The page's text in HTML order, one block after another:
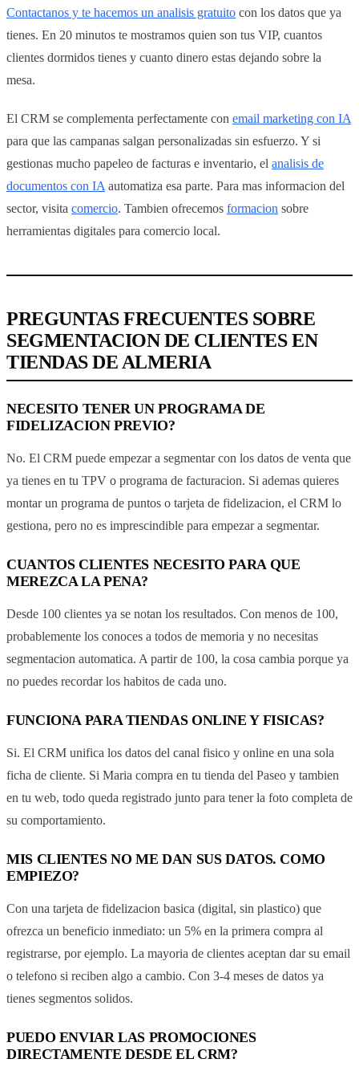
Contactanos y te hacemos un analisis gratuito con los datos que ya
tienes. En 20 minutos te mostramos quien son tus VIP, cuantos
clientes dormidos tienes y cuanto dinero estas dejando sobre la
mesa.
El CRM se complementa perfectamente con email marketing con IA
para que las campanas salgan personalizadas sin esfuerzo. Y si
gestionas mucho papeleo de facturas e inventario, el analisis de
documentos con IA automatiza esa parte. Para mas informacion del
sector, visita comercio. Tambien ofrecemos formacion sobre
herramientas digitales para comercio local.
PREGUNTAS FRECUENTES SOBRE
SEGMENTACION DE CLIENTES EN
TIENDAS DE ALMERIA
NECESITO TENER UN PROGRAMA DE
FIDELIZACION PREVIO?
No. El CRM puede empezar a segmentar con los datos de venta que
ya tienes en tu TPV o programa de facturacion. Si ademas quieres
montar un programa de puntos o tarjeta de fidelizacion, el CRM lo
gestiona, pero no es imprescindible para empezar a segmentar.
CUANTOS CLIENTES NECESITO PARA QUE
MEREZCA LA PENA?
Desde 100 clientes ya se notan los resultados. Con menos de 100,
probablemente los conoces a todos de memoria y no necesitas
segmentacion automatica. A partir de 100, la cosa cambia porque ya
no puedes recordar los habitos de cada uno.
FUNCIONA PARA TIENDAS ONLINE Y FISICAS?
Si. El CRM unifica los datos del canal fisico y online en una sola
ficha de cliente. Si Maria compra en tu tienda del Paseo y tambien
en tu web, todo queda registrado junto para tener la foto completa de
su comportamiento.
MIS CLIENTES NO ME DAN SUS DATOS. COMO
EMPIEZO?
Con una tarjeta de fidelizacion basica (digital, sin plastico) que
ofrezca un beneficio inmediato: un 5% en la primera compra al
registrarse, por ejemplo. La mayoria de clientes aceptan dar su email
o telefono si reciben algo a cambio. Con 3-4 meses de datos ya
tienes segmentos solidos.
PUEDO ENVIAR LAS PROMOCIONES
DIRECTAMENTE DESDE EL CRM?